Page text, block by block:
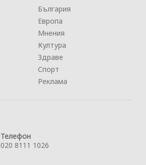
България
Европа
Мнения
Култура
Здраве
Спорт
Реклама
Телефон
020 8111 1026